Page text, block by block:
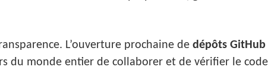
L’ouverture prochaine de dépôts GitHub
du monde entier de collaborer et de vérifier le code